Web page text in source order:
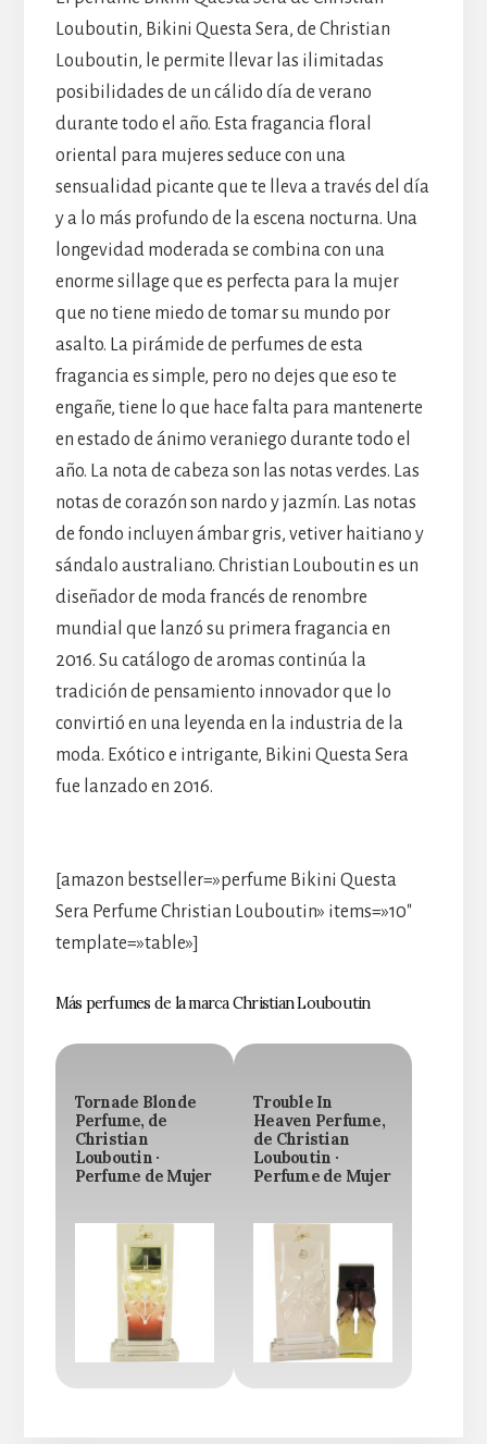
Louboutin, Bikini Questa Sera, de Christian
Louboutin, le permite llevar las ilimitadas
posibilidades de un cálido día de verano
durante todo el año. Esta fragancia floral
oriental para mujeres seduce con una
sensualidad picante que te lleva a través del día
y a lo más profundo de la escena nocturna. Una
longevidad moderada se combina con una
enorme sillage que es perfecta para la mujer
que no tiene miedo de tomar su mundo por
asalto. La pirámide de perfumes de esta
fragancia es simple, pero no dejes que eso te
engañe, tiene lo que hace falta para mantenerte
en estado de ánimo veraniego durante todo el
año. La nota de cabeza son las notas verdes. Las
notas de corazón son nardo y jazmín. Las notas
de fondo incluyen ámbar gris, vetiver haitiano y
sándalo australiano. Christian Louboutin es un
diseñador de moda francés de renombre
mundial que lanzó su primera fragancia en
2016. Su catálogo de aromas continúa la
tradición de pensamiento innovador que lo
convirtió en una leyenda en la industria de la
moda. Exótico e intrigante, Bikini Questa Sera
fue lanzado en 2016.
[amazon bestseller=»perfume Bikini Questa
Sera Perfume Christian Louboutin» items=»10″
template=»table»]
Más perfumes de la marca Christian Louboutin
Tornade Blonde
Perfume, de
Christian
Louboutin ·
Perfume de Mujer
Trouble In
Heaven Perfume,
de Christian
Louboutin ·
Perfume de Mujer